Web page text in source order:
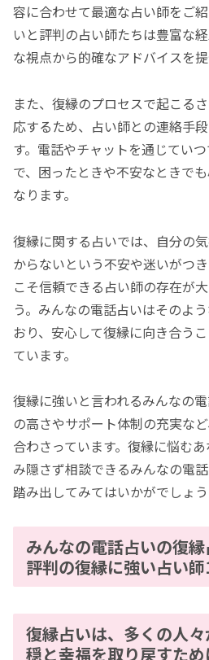
容に合わせて最適な占い師をご
いと評判の占い師たちは豊富な
な視点から的確なアドバイスを提
また、復縁のプロセスで起こる
応するため、占い師との連絡手
す。電話やチャットを通じてい
で、困ったときや不安なときで
なります。
復縁に関する占いでは、自分の
からないという不安や迷いがつ
こそ信頼できる占い師の存在が
う。みんなの電話占いはそのよ
おり、安心して復縁に向き合う
ています。
復縁に強いと言われるみんなの
の高さやサポート体制の充実な
合わさっています。復縁に悩む
み隠さず相談できるみんなの電
踏み出してみてはいかがでしょう
みんなの電話占いの復
評判の復縁に強い占い
復縁占いは、多くの人
穏と幸福を取り戻すた